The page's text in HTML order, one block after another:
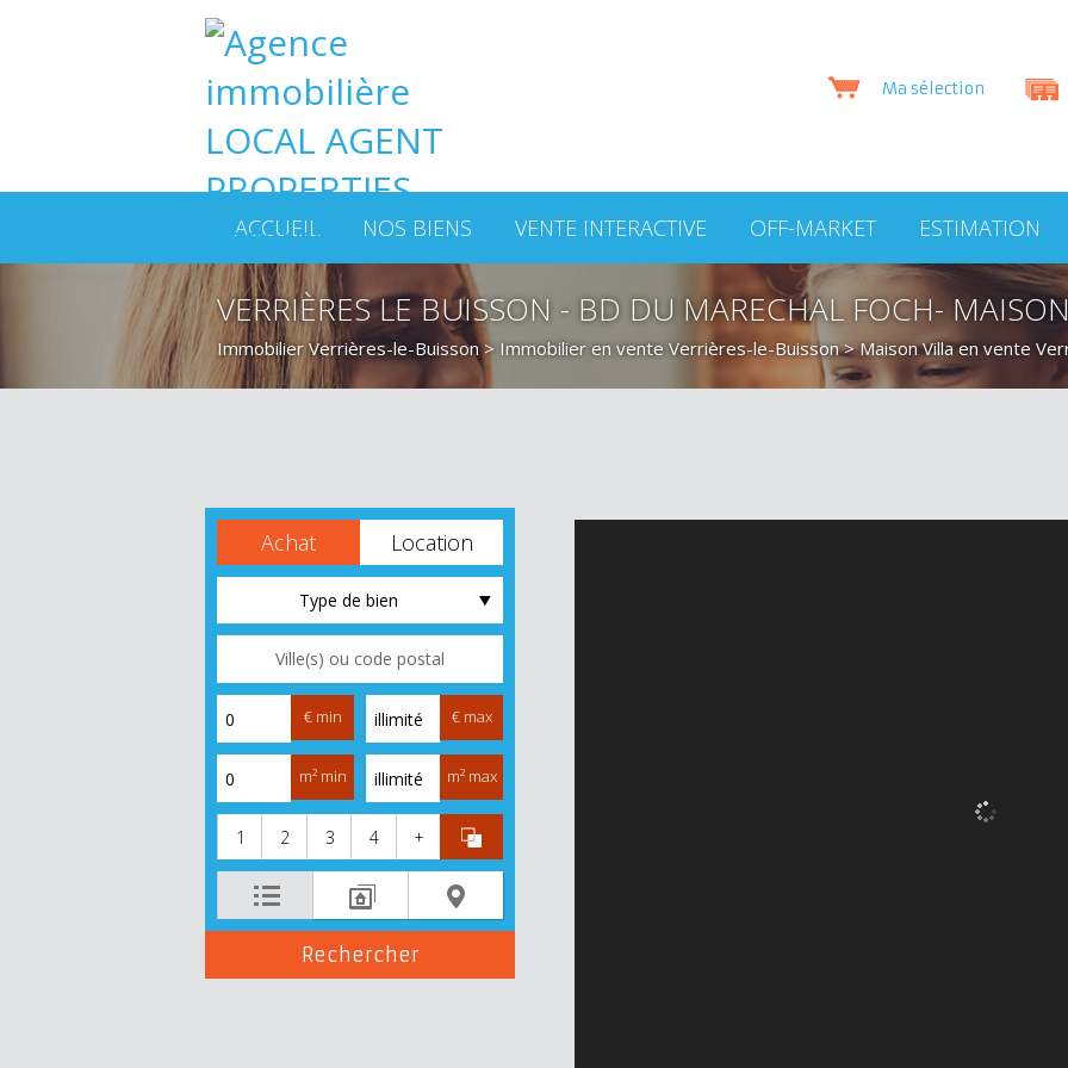
Ma sélection
ACCUEIL NOS BIENS VENTE INTERACTIVE OFF-MARKET ESTIMATION
VERRIÈRES LE BUISSON - BD DU MARECHAL FOCH-
Immobilier Verrières-le-Buisson > Immobilier en vente Verrières-le-Buisson >Maison Villa en vente
Achat Location
Type de bien
€ min € max
m² min m² max
1 2 3 4 +